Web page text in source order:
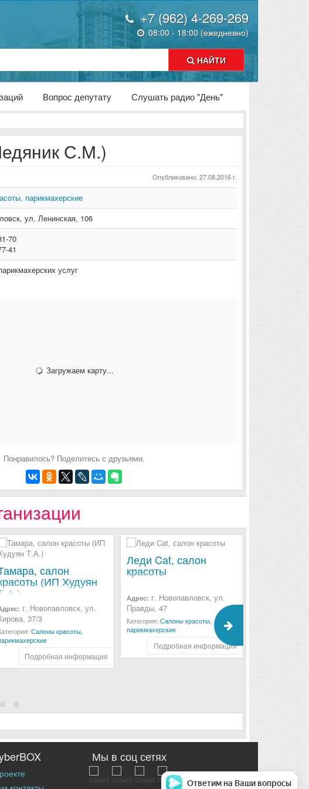
+7 (962) 4-269-269
08:00 - 18:00 (ежедневно)
НАЙТИ
Вопрос депутату Слушать радио "День"
С.М.)
Опубликовано: 27.08.2016 г.
парикмахерские
, ул. Ленинская, 106
70
41
услуг
Загружаем карту...
Понравилось? Поделитесь с друзьями.
салон
(ИП Худуян
г. Новопавловск, ул.
37/3
Салоны красоты,
Подробная информация
Леди Cat, салон
красоты
Адрес: г. Новопавловск, ул.
Правды, 47
Категория: Салоны красоты,
парикмахерские
Подробная информация
Бархат,
красоты
Адрес:г.
Красная, 251
Категория:
парикмахерские
Мы в соц сетях
Ответим на Ваши вопросы